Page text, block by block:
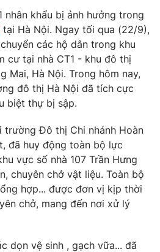
nhân khẩu bị ảnh hưởng trong
tại Hà Nội. Ngay tối qua (22/9),
các hộ dân trong khu
cư tại nhà CT1 - khu đô thị
Mai, Hà Nội. Trong hôm nay,
đô thị Hà Nội đã tích cực
biệt thự bị sập.
trường Đô thị Chi nhánh Hoàn
đã huy động toàn bộ lực
vực số nhà 107 Trần Hưng
chuyên chở vật liệu. Toàn bộ
hợp... được đơn vị kịp thời
chở, mang đến nơi xử lý
dọn vệ sinh , gạch vữa... đã